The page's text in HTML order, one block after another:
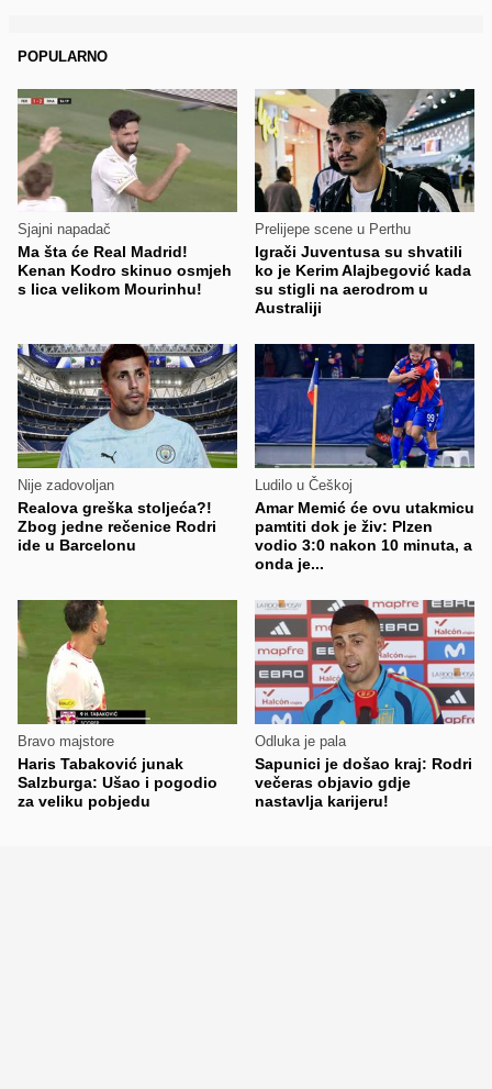
POPULARNO
Sjajni napadač
Ma šta će Real Madrid!
Kenan Kodro skinuo osmjeh
s lica velikom Mourinhu!
Prelijepe scene u Perthu
Igrači Juventusa su shvatili
ko je Kerim Alajbegović kada
su stigli na aerodrom u
Australiji
Nije zadovoljan
Realova greška stoljeća?!
Zbog jedne rečenice Rodri
ide u Barcelonu
Ludilo u Češkoj
Amar Memić će ovu utakmicu
pamtiti dok je živ: Plzen
vodio 3:0 nakon 10 minuta, a
onda je...
Bravo majstore
Haris Tabaković junak
Salzburga: Ušao i pogodio
za veliku pobjedu
Odluka je pala
Sapunici je došao kraj: Rodri
večeras objavio gdje
nastavlja karijeru!